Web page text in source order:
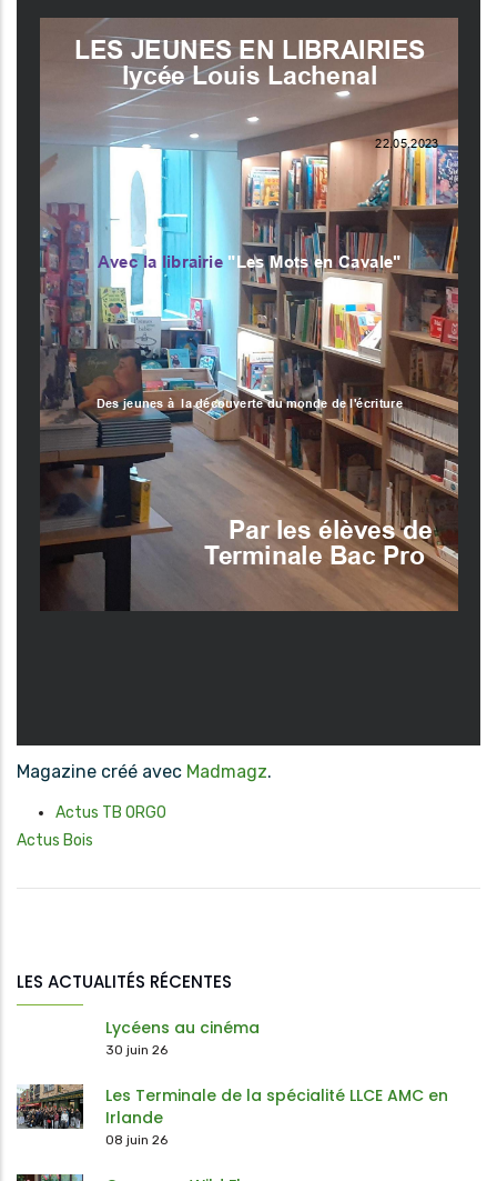
Magazine créé avec Madmagz.
Actus TB ORGO
Actus Bois
LES ACTUALITÉS RÉCENTES
Lycéens au cinéma
30 juin 26
Les Terminale de la spécialité LLCE AMC en
Irlande
08 juin 26